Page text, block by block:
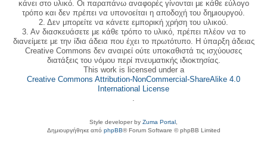
κάνει στο υλικό. Οι παραπάνω αναφορές γίνονται με κάθε εύλογο
τρόπο και δεν πρέπει να υπονοείται η αποδοχή του δημιουργού.
2. Δεν μπορείτε να κάνετε εμπορική χρήση του υλικού.
3. Αν διασκευάσετε με κάθε τρόπο το υλικό, πρέπει πλέον να το
διανείμετε με την ίδια άδεια που έχει το πρωτότυπο. Η ύπαρξη άδειας
Creative Commons δεν αναιρεί ούτε υποκαθιστά τις ισχύουσες
διατάξεις του νόμου περί πνευματικής ιδιοκτησίας.
This work is licensed under a
Creative Commons Attribution-NonCommercial-ShareAlike 4.0
International License
Style developer by Zuma Portal ,
Δημιουργήθηκε από phpBB® Forum Software © phpBB Limited